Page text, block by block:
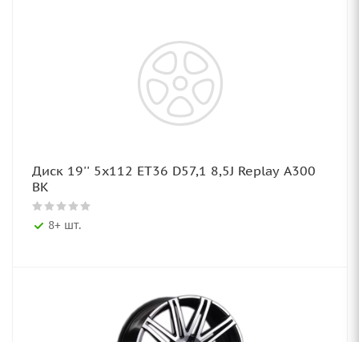
Диск 19'' 5x112 ET36 D57,1 8,5J Replay A300
BK
8+ шт.